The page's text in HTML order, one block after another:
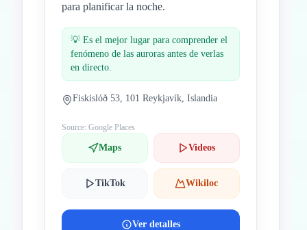
para planificar la noche.
💡 Es el mejor lugar para comprender el
fenómeno de las auroras antes de verlas
en directo.
Fiskislóð 53, 101 Reykjavík, Islandia
Source: Google Places
Maps Videos
TikTok Wikiloc
Ver detalles